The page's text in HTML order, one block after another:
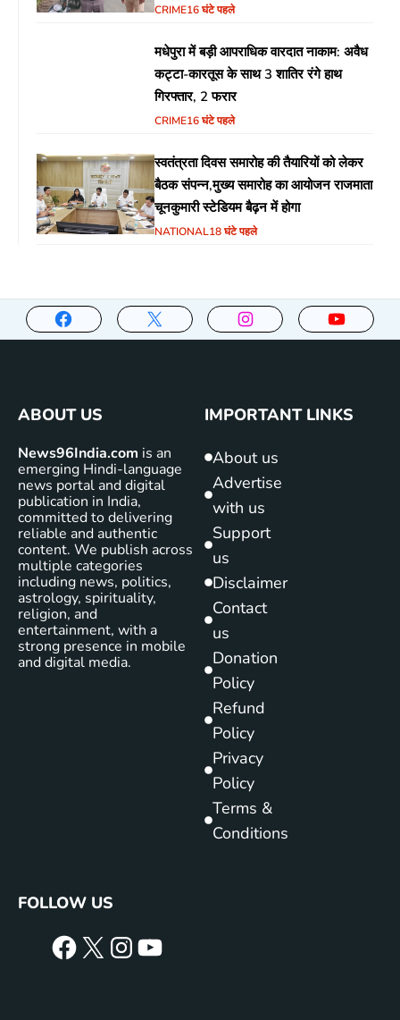
CRIME16 घंटे पहले
मधेपुरा में बड़ी आपराधिक वारदात नाकाम: अवैध
कट्टा-कारतूस के साथ 3 शातिर रंगे हाथ
गिरफ्तार, 2 फरार
CRIME16 घंटे पहले
स्वतंत्रता दिवस समारोह की तैयारियों को लेकर
बैठक संपन्न,मुख्य समारोह का आयोजन राजमाता
चूनकुमारी स्टेडियम बैढ़न में होगा
NATIONAL18 घंटे पहले
ABOUT US
News96India.com is an
emerging Hindi-language
news portal and digital
publication in India,
committed to delivering
reliable and authentic
content. We publish across
multiple categories
including news, politics,
astrology, spirituality,
religion, and
entertainment, with a
strong presence in mobile
and digital media.
IMPORTANT LINKS
About us
Advertise
with us
Support
us
Disclaimer
Contact
us
Donation
Policy
Refund
Policy
Privacy
Policy
Terms &
Conditions
FOLLOW US